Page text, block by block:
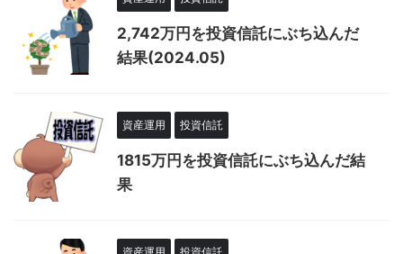
2,742万円を投資信託にぶち込んだ
結果(2024.05)
資産運用 投資信託
1815万円を投資信託にぶち込んだ結
果